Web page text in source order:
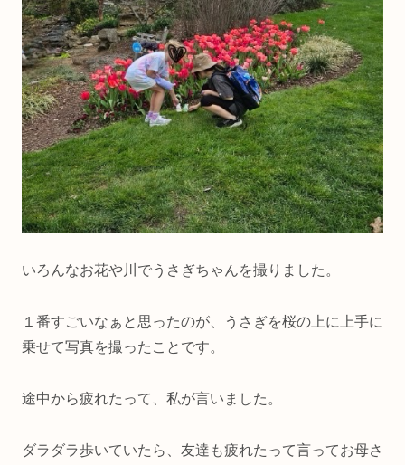
いろんなお花や川でうさぎちゃんを撮りました。
１番すごいなぁと思ったのが、うさぎを桜の上に上手に
乗せて写真を撮ったことです。
途中から疲れたって、私が言いました。
ダラダラ歩いていたら、友達も疲れたって言ってお母さ